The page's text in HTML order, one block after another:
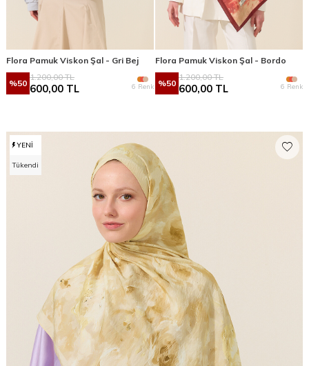
Flora Pamuk Viskon Şal - Gri Bej
%50
1.200,00TL
600,00 TL 6 Renk
Flora Pamuk Viskon Şal - Bordo
%50
1.200,00TL
600,00 TL 6 Renk
YENI
Tükendi